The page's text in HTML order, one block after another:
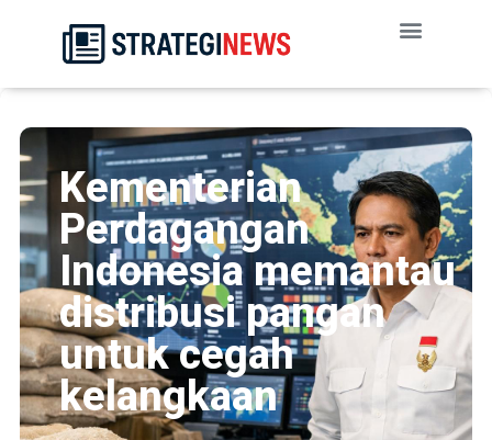
Kementerian
Perdagangan
Indonesia memantau
distribusi pangan
untuk cegah
kelangkaan